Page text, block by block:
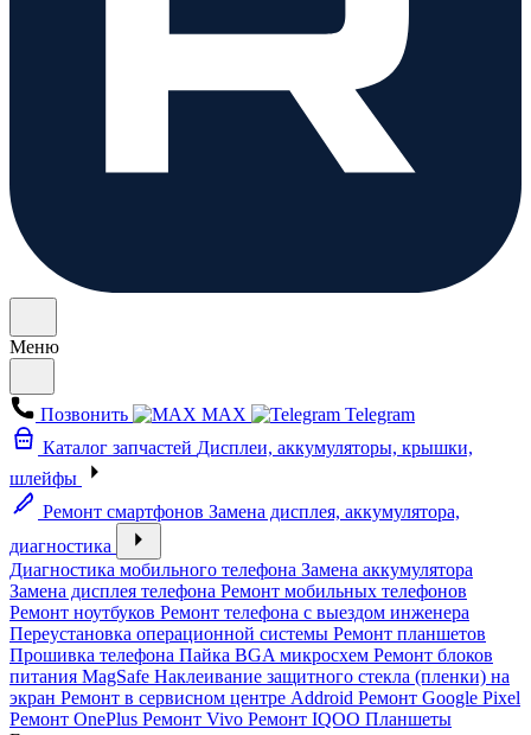
Меню
Позвонить MAX
Telegram
Каталог запчастей Дисплеи, аккумуляторы, крышки,
шлейфы
Ремонт смартфонов Замена дисплея, аккумулятора,
диагностика
Диагностика мобильного телефона Замена аккумулятора
Замена дисплея телефона Ремонт мобильных телефонов
Ремонт ноутбуков Ремонт телефона с выездом инженера
Переустановка операционной системы Ремонт планшетов
Прошивка телефона Пайка BGA микросхем Ремонт блоков
питания MagSafe Наклеивание защитного стекла (пленки) на
экран Ремонт в сервисном центре Addroid Ремонт Google Pixel
Ремонт OnePlus Ремонт Vivo Ремонт IQOO Планшеты